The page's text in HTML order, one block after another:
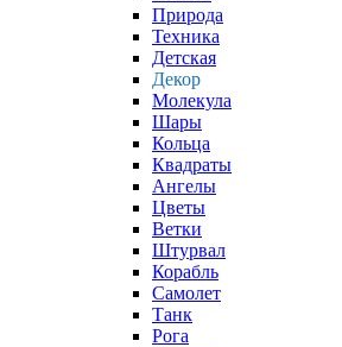
Природа
Техника
Детская
Декор
Молекула
Шары
Кольца
Квадраты
Ангелы
Цветы
Ветки
Штурвал
Корабль
Самолет
Танк
Рога